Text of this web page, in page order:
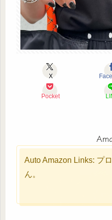
X
Pocket
Auto Amazon Links: プ
ん。